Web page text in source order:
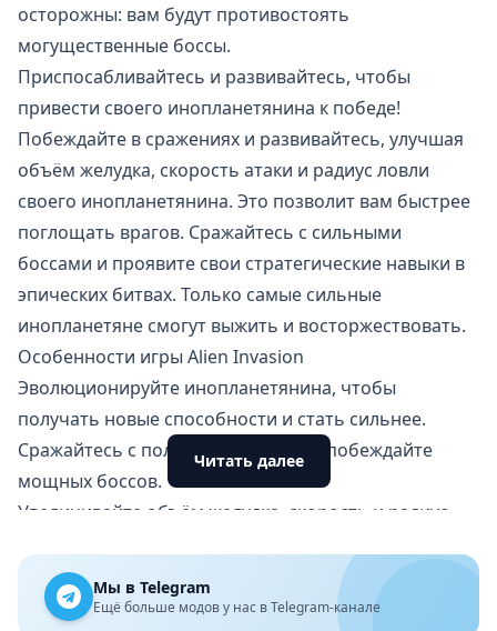
осторожны: вам будут противостоять
могущественные боссы.
Приспосабливайтесь и развивайтесь, чтобы
привести своего инопланетянина к победе!
Побеждайте в сражениях и развивайтесь, улучшая
объём желудка, скорость атаки и радиус ловли
своего инопланетянина. Это позволит вам быстрее
поглощать врагов. Сражайтесь с сильными
боссами и проявите свои стратегические навыки в
эпических битвах. Только самые сильные
инопланетяне смогут выжить и восторжествовать.
Особенности игры Alien Invasion
Эволюционируйте инопланетянина, чтобы
получать новые способности и стать сильнее.
Сражайтесь с полчищами людей и
побеждайте
мощных боссов.
Увеличивайте объём желудка, скорость и радиус
Повышайте уровень, выполняя квесты.
Открывайте новые локации и сражайтесь с
Читать далее
Мы в Telegram
Ещё больше модов у нас в Telegram-канале